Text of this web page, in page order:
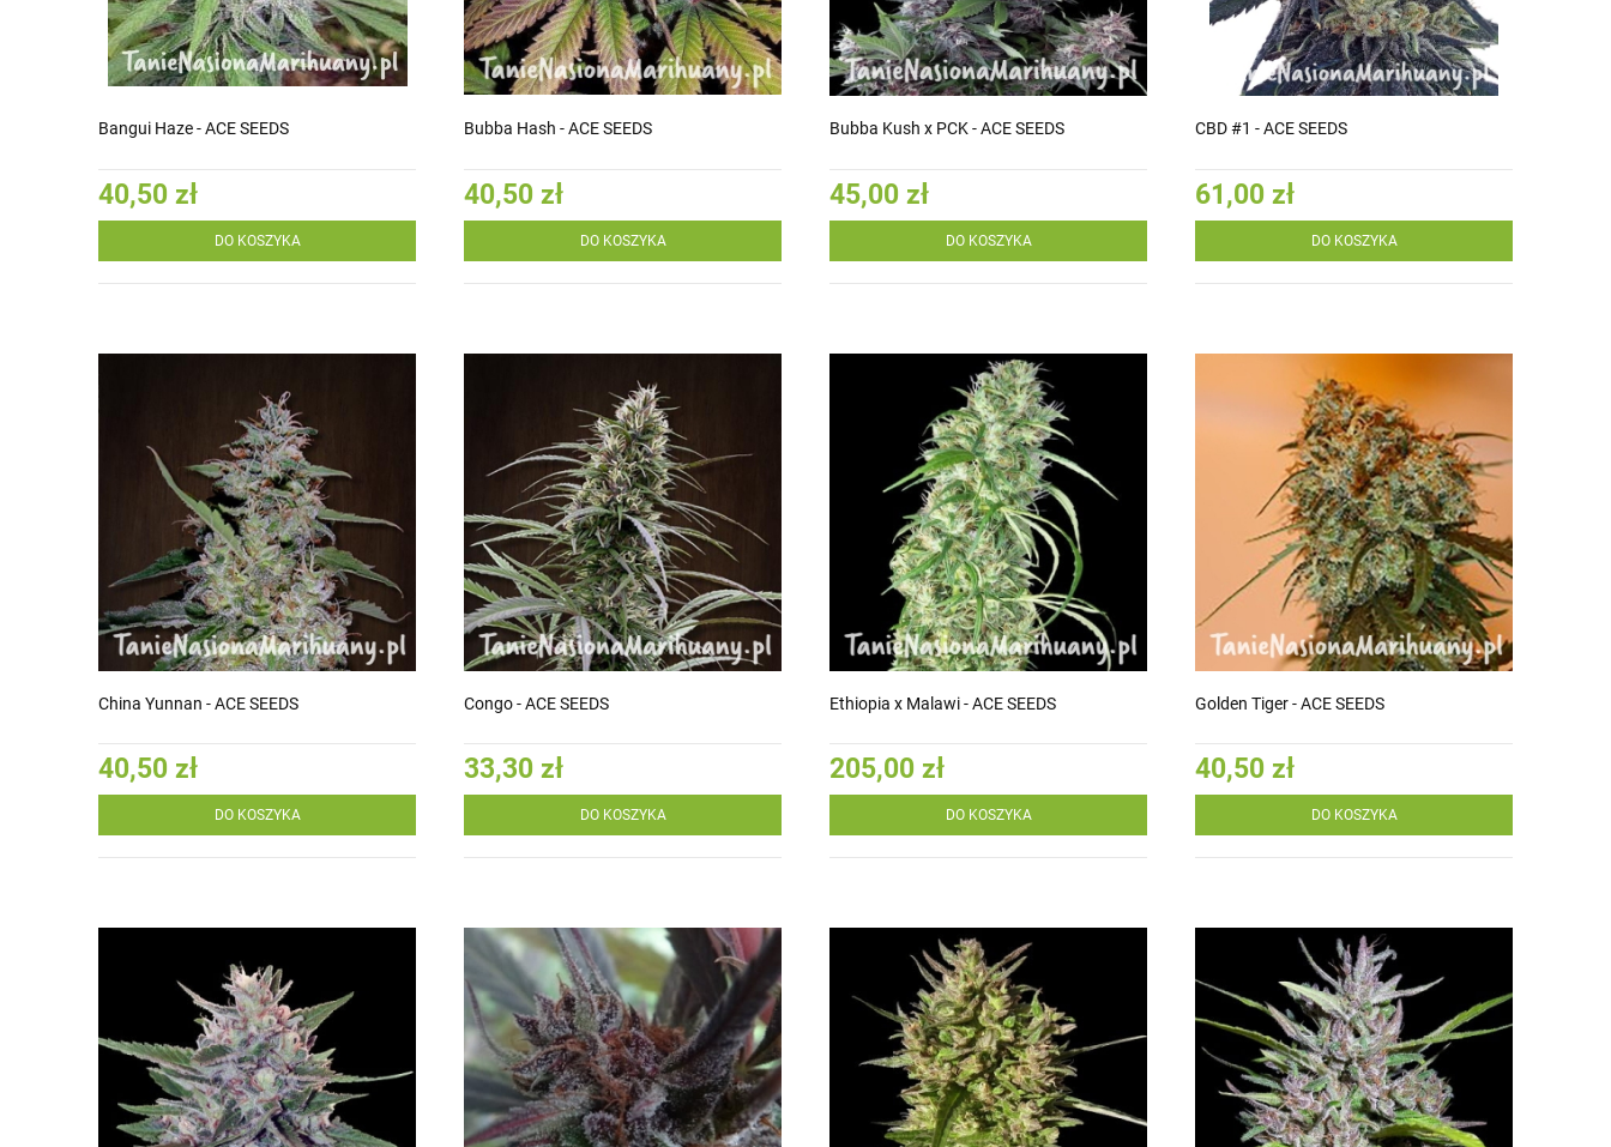
Bangui Haze - ACE SEEDS
40,50 zł
DO KOSZYKA
Bubba Hash - ACE SEEDS
40,50 zł
DO KOSZYKA
Bubba Kush x PCK - ACE SEEDS
45,00 zł
DO KOSZYKA
CBD #1 - ACE SEEDS
61,00 zł
DO KOSZYKA
China Yunnan - ACE SEEDS
40,50 zł
DO KOSZYKA
Congo - ACE SEEDS
33,30 zł
DO KOSZYKA
Ethiopia x Malawi - ACE SEEDS
205,00 zł
DO KOSZYKA
Golden Tiger - ACE SEEDS
40,50 zł
DO KOSZYKA